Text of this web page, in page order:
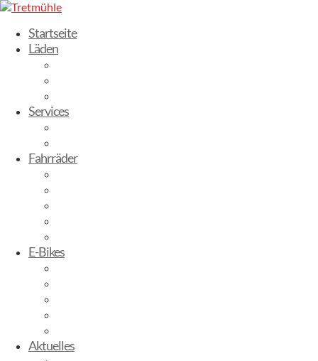
Startseite
Läden
Services
Fahrräder
E-Bikes
Aktuelles